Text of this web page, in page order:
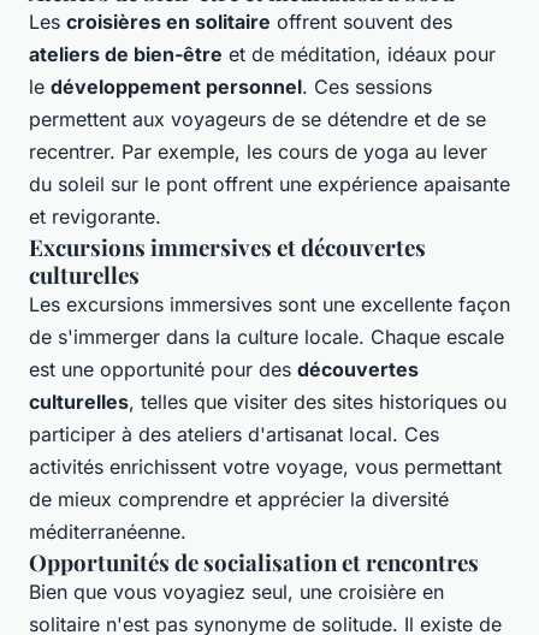
Les croisières en solitaire offrent souvent des
ateliers de bien-être et de méditation, idéaux pour
le développement personnel. Ces sessions
permettent aux voyageurs de se détendre et de se
recentrer. Par exemple, les cours de yoga au lever
du soleil sur le pont offrent une expérience apaisante
et revigorante.
Excursions immersives et découvertes
culturelles
Les excursions immersives sont une excellente façon
de s'immerger dans la culture locale. Chaque escale
est une opportunité pour des découvertes
culturelles, telles que visiter des sites historiques ou
participer à des ateliers d'artisanat local. Ces
activités enrichissent votre voyage, vous permettant
de mieux comprendre et apprécier la diversité
méditerranéenne.
Opportunités de socialisation et rencontres
Bien que vous voyagiez seul, une croisière en
solitaire n'est pas synonyme de solitude. Il existe de